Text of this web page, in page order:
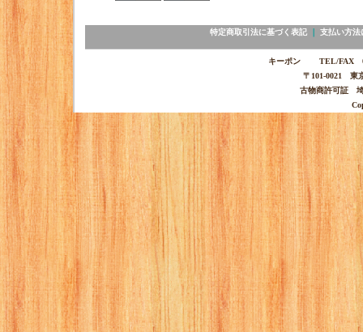
特定商取引法に基づく表記｜ 支払い方法
キーポン TEL/FAX
〒101-0021 東
古物商許可証